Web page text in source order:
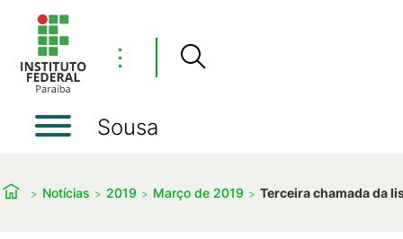
⋮
Sousa
Notícias 2019 Março de 2019 Terceira chamada da